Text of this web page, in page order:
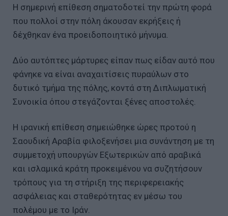
Η σημερινή επίθεση σηματοδοτεί την πρώτη φορά
που πολλοί στην πόλη άκουσαν εκρήξεις ή
δέχθηκαν ένα προειδοποιητικό μήνυμα.
Δύο αυτόπτες μάρτυρες είπαν πως είδαν αυτό που
φάνηκε να είναι αναχαιτίσεις πυραύλων στο
δυτικό τμήμα της πόλης, κοντά στη Διπλωματική
Συνοικία όπου στεγάζονται ξένες αποστολές.
Η ιρανική επίθεση σημειώθηκε ώρες προτού η
Σαουδική Αραβία φιλοξενήσει μια συνάντηση με τη
συμμετοχή υπουργών Εξωτερικών από αραβικά
και ισλαμικά κράτη προκειμένου να συζητήσουν
τρόπους για τη στήριξη της περιφερειακής
ασφάλειας και σταθερότητας εν μέσω του
πολέμου με το Ιράν.